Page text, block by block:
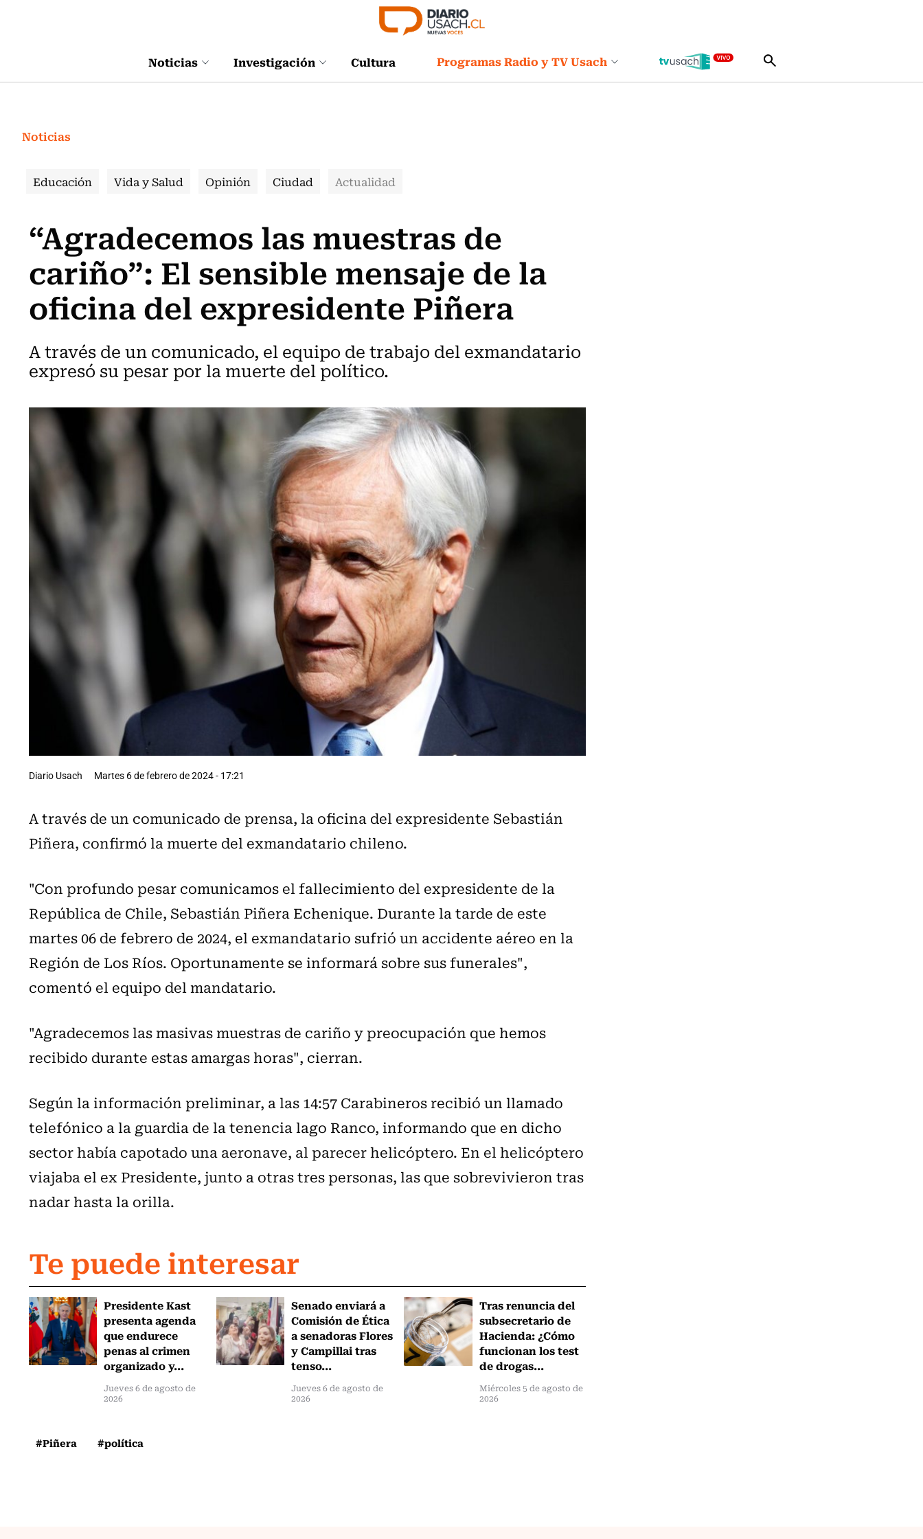
Noticias Investigación Cultura Programas Radio y TV Usach
Noticias
Educación Vida y Salud Opinión Ciudad Actualidad
“Agradecemos las muestras de
cariño”: El sensible mensaje de la
oficina del expresidente Piñera
A través de un comunicado, el equipo de trabajo del exmandatario
expresó su pesar por la muerte del político.
Diario Usach Martes 6 de febrero de 2024 - 17:21
A través de un comunicado de prensa, la oficina del expresidente Sebastián
Piñera, confirmó la muerte del exmandatario chileno.
"Con profundo pesar comunicamos el fallecimiento del expresidente de la
República de Chile, Sebastián Piñera Echenique. Durante la tarde de este
martes 06 de febrero de 2024, el exmandatario sufrió un accidente aéreo en la
Región de Los Ríos. Oportunamente se informará sobre sus funerales",
comentó el equipo del mandatario.
"Agradecemos las masivas muestras de cariño y preocupación que hemos
recibido durante estas amargas horas", cierran.
Según la información preliminar, a las 14:57 Carabineros recibió un llamado
telefónico a la guardia de la tenencia lago Ranco, informando que en dicho
sector había capotado una aeronave, al parecer helicóptero. En el helicóptero
viajaba el ex Presidente, junto a otras tres personas, las que sobrevivieron tras
nadar hasta la orilla.
Te puede interesar
Presidente Kast
presenta agenda
que endurece
penas al crimen
organizado y...
Jueves 6 de agosto de
2026
Senado enviará a
Comisión de Ética
a senadoras Flores
y Campillai tras
tenso...
Jueves 6 de agosto de
2026
Tras renuncia del
subsecretario de
Hacienda: ¿Cómo
funcionan los test
de drogas...
Miércoles 5 de agosto de
2026
#Piñera #política